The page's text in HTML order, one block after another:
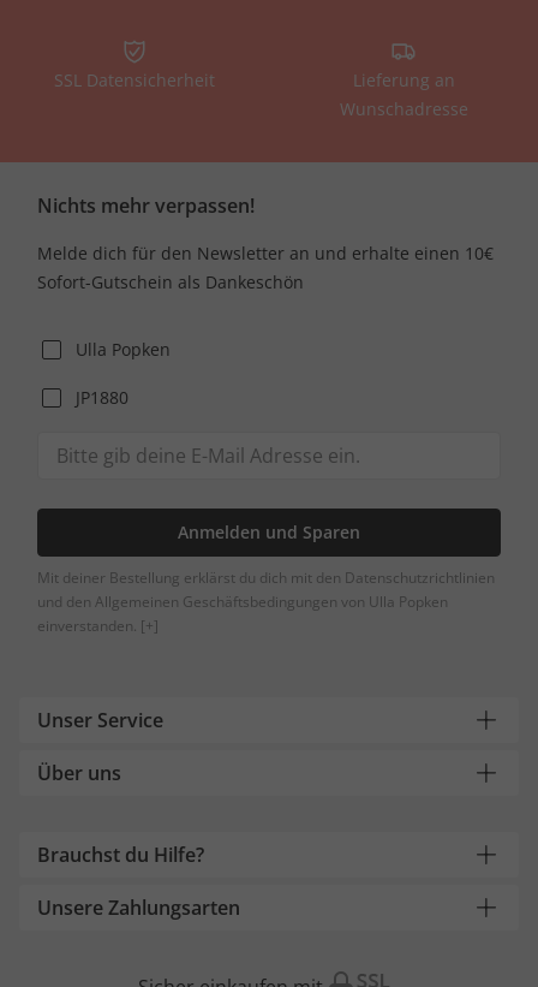
SSL Datensicherheit
Lieferung an
Wunschadresse
Nichts mehr verpassen!
Melde dich für den Newsletter an und erhalte einen 10€
Sofort-Gutschein als Dankeschön
Ulla Popken
JP1880
Anmelden und Sparen
Mit deiner Bestellung erklärst du dich mit den Datenschutzrichtlinien
und den Allgemeinen Geschäftsbedingungen von Ulla Popken
einverstanden. [+]
Unser Service
Über uns
Brauchst du Hilfe?
Unsere Zahlungsarten